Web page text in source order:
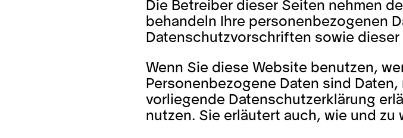
Die Betreiber dieser Seiten nehmen
behandeln Ihre personenbezogenen
Datenschutzvorschriften sowie
Wenn Sie diese Website benutzen,
Personenbezogene Daten sind
vorliegende Datenschutzerklärung
nutzen. Sie erläutert auch, wie und